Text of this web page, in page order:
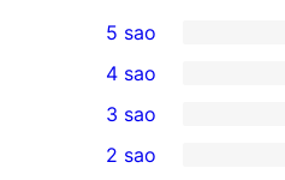
15
5-
star
reviews
5 sao
4-
star
4 sao
0
3-
3 sao
2 sao